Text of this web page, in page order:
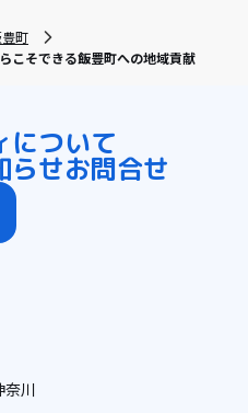
町
こそできる飯豊町への地域貢献
について
らせお問合せ
奈川